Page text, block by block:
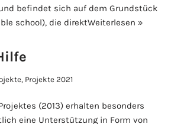
befindet sich auf dem Grundstück
school), die direktWeiterlesen »
, Projekte 2021
(2013) erhalten besonders
eine Unterstützung in Form von